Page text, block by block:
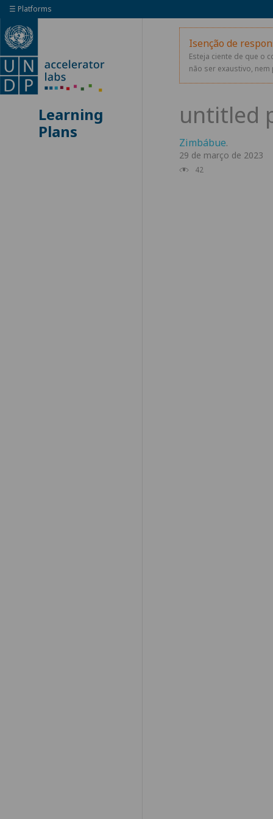
☰ Platforms
Learning
Plans
Isenção de
Esteja ciente de que o
não ser exaustivo,
Zimbábue.
29 de março de 2023
42